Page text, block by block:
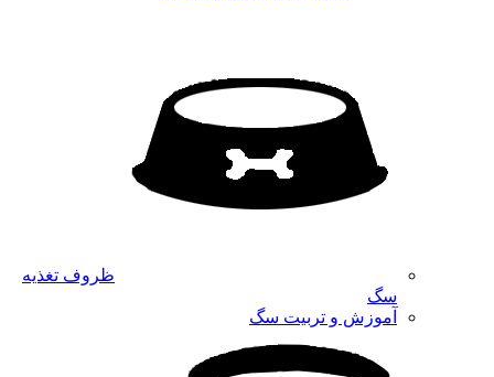
ظروف تغذیه
سگ
آموزش و تربیت سگ